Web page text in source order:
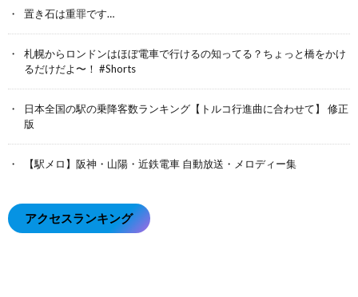
置き石は重罪です…
札幌からロンドンはほぼ電車で行けるの知ってる？ちょっと橋をかけ
るだけだよ〜！ #Shorts
日本全国の駅の乗降客数ランキング【トルコ行進曲に合わせて】 修正
版
【駅メロ】阪神・山陽・近鉄電車 自動放送・メロディー集
アクセスランキング